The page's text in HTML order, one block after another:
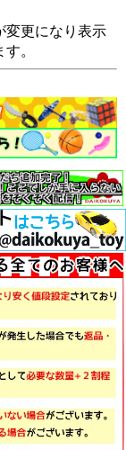
変更になり表示
。